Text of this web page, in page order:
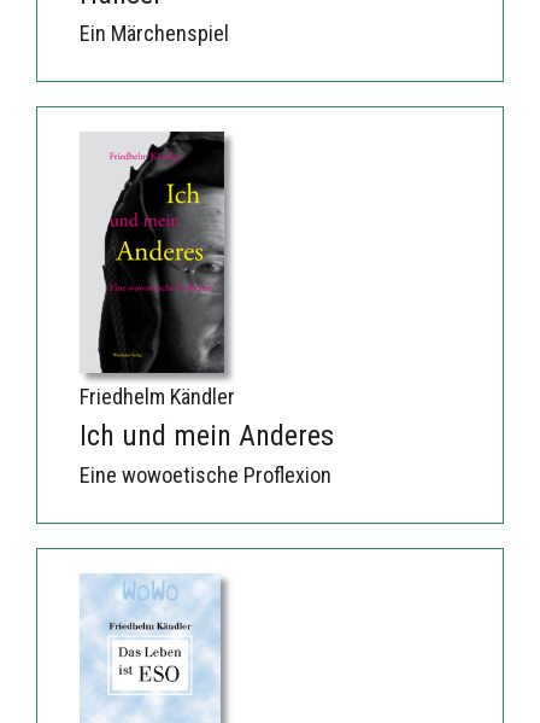
Ein Märchenspiel
Friedhelm Kändler
Ich und mein Anderes
Eine wowoetische Proflexion